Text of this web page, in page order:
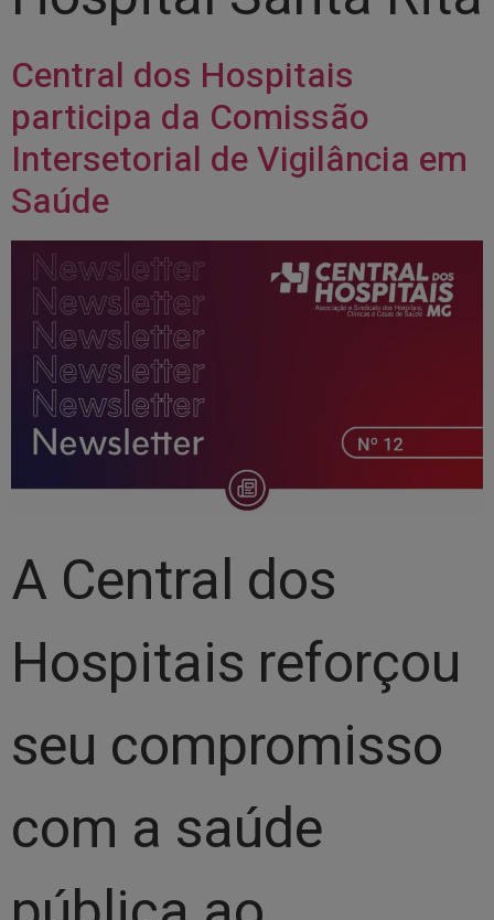
Central dos Hospitais
participa da Comissão
Intersetorial de Vigilância em
Saúde
A Central dos
Hospitais reforçou
seu compromisso
com a saúde